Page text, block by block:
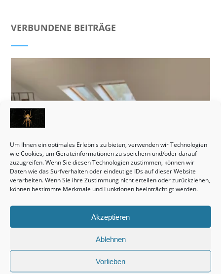
Um Ihnen ein optimales Erlebnis zu bieten, verwenden wir Technologien
wie Cookies, um Geräteinformationen zu speichern und/oder darauf
zuzugreifen. Wenn Sie diesen Technologien zustimmen, können wir
Daten wie das Surfverhalten oder eindeutige IDs auf dieser Website
verarbeiten. Wenn Sie ihre Zustimmung nicht erteilen oder zurückziehen,
können bestimmte Merkmale und Funktionen beeinträchtigt werden.
Akzeptieren
Ablehnen
Vorlieben
VERBUNDENE BEITRÄGE
Monteurzimmer Hannover: Schnell die passende Unterkunft
finden.